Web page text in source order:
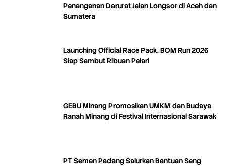
Penanganan Darurat Jalan Longsor di Aceh dan
Sumatera
Launching Official Race Pack, BOM Run 2026
Siap Sambut Ribuan Pelari
GEBU Minang Promosikan UMKM dan Budaya
Ranah Minang di Festival Internasional Sarawak
PT Semen Padang Salurkan Bantuan Seng